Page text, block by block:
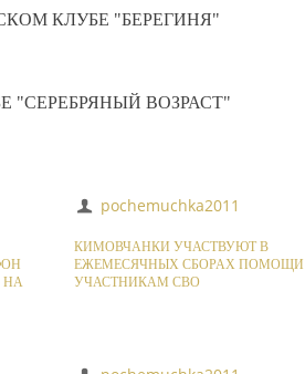
КЛУБЕ "БЕРЕГИНЯ"
"СЕРЕБРЯНЫЙ ВОЗРАСТ"
НА
pochemuchka2011
КИМОВЧАНКИ УЧАСТВУЮТ В
ЕЖЕМЕСЯЧНЫХ СБОРАХ ПОМОЩИ
УЧАСТНИКАМ СВО